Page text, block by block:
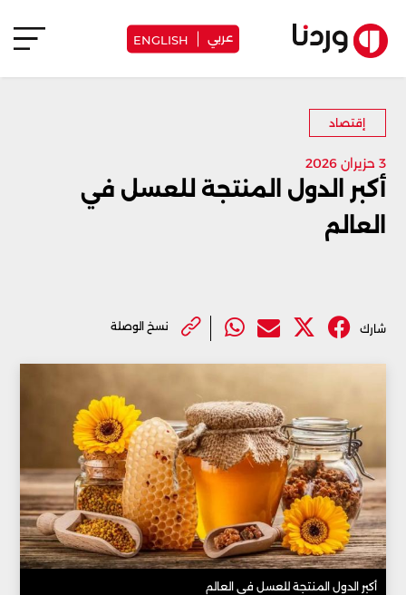
عربي ENGLISH
إقتصاد
3 حزيران 2026
أكبر الدول المنتجة للعسل في
العالم
شارك نسخ الوصلة
أكبر الدول المنتجة للعسل في العالم